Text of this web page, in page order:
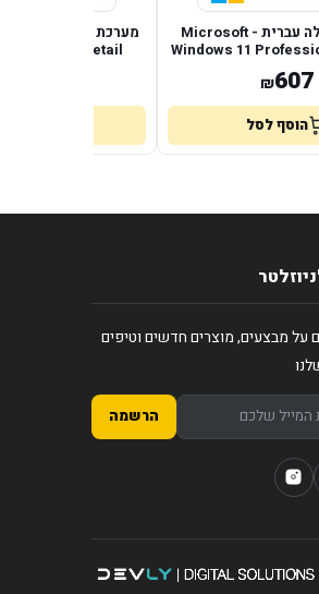
מערכת הפעלה עברית - Microsoft
Windows 11
Retail
₪607
הוסף לסל
Hebrew Retail
על מבצעים, מוצרים חדשים וטיפים
הרשמה